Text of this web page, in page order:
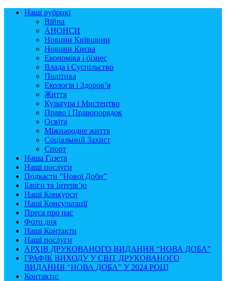
Наші рубрикі
Війна
АНОНСИ
Новини Київщини
Новини Києва
Економіка і бізнес
Влада і Суспільство
Політика
Екологія і Здоров’я
Життя
Культура і Мистецтво
Право і Правопорядок
Освіта
Міжнародне життя
Соціальний Захист
Спорт
Наша Газета
Наші послуги
Подкасти “Нової Доби”
Блоги та Інтерв’ю
Наші Конкурси
Наші Консультації
Преса про нас
Фото дня
Наші Контакти
Наші послуги
АРХІВ ДРУКОВАНОГО ВИДАННЯ “НОВА ДОБА”
ГРАФІК ВИХОДУ У СВІТ ДРУКОВАНОГО
ВИДАННЯ “НОВА ДОБА” У 2024 РОЦІ
Контакти: